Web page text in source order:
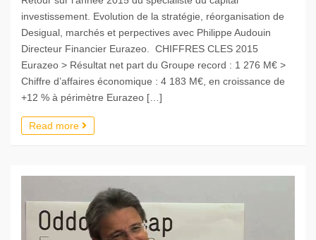
investissement. Evolution de la stratégie, réorganisation de
Desigual, marchés et perpectives avec Philippe Audouin
Directeur Financier Eurazeo. CHIFFRES CLES 2015
Eurazeo > Résultat net part du Groupe record : 1 276 M€ >
Chiffre d’affaires économique : 4 183 M€, en croissance de
+12 % à périmètre Eurazeo […]
Read more